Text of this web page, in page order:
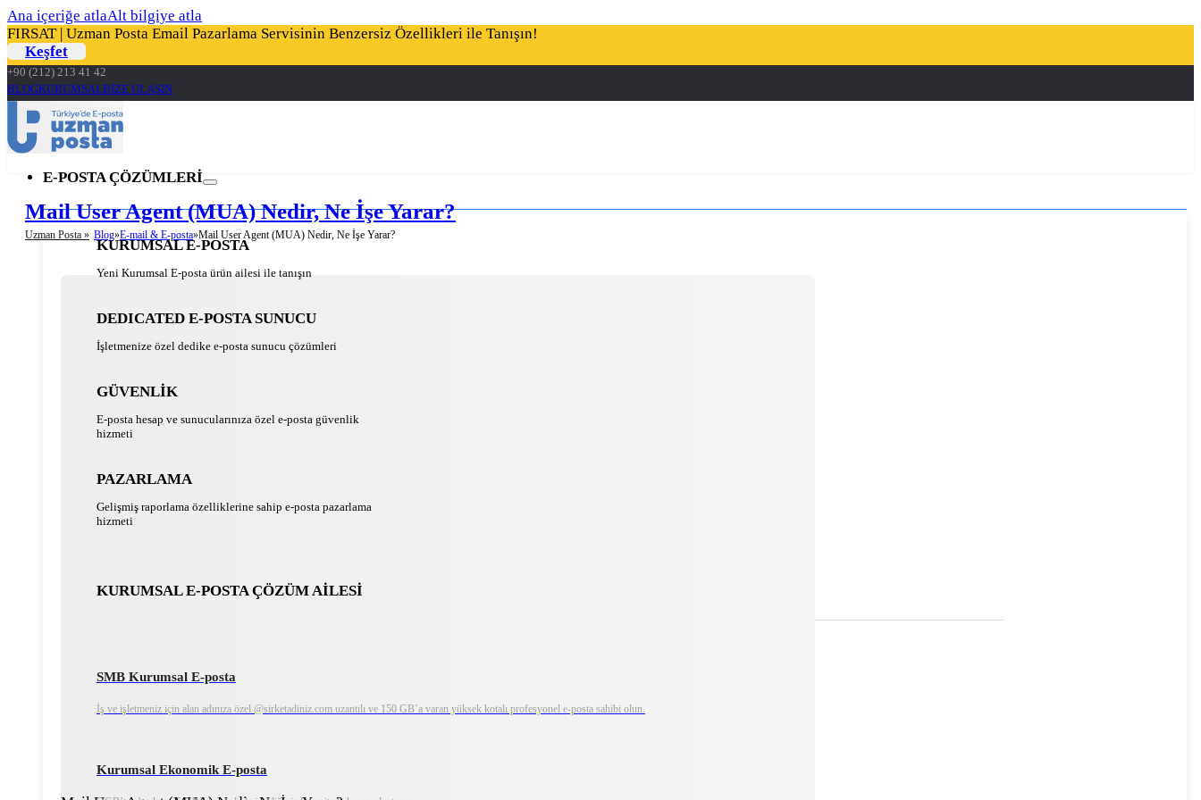
Ana içeriğe atlaAlt bilgiye atla
FIRSAT | Uzman Posta Email Pazarlama Servisinin Benzersiz Özellikleri ile Tanışın!
Keşfet
+90 (212) 213 41 42
BLOGKURUMSALBİZE ULAŞIN
E-POSTA ÇÖZÜMLERİ
KURUMSAL E-POSTA
Yeni Kurumsal E-posta ürün ailesi ile tanışın
DEDICATED E-POSTA SUNUCU
İşletmenize özel dedike e-posta sunucu çözümleri
GÜVENLİK
E-posta hesap ve sunucularınıza özel e-posta güvenlik
hizmeti
PAZARLAMA
Gelişmiş raporlama özelliklerine sahip e-posta pazarlama
hizmeti
KURUMSAL E-POSTA ÇÖZÜM AİLESİ
SMB Kurumsal E-posta
İş ve işletmeniz için alan adınıza özel @sirketadiniz.com uzantılı ve 150 GB’a varan yüksek kotalı profesyonel e-posta sahibi olun.
Kurumsal Ekonomik E-posta
Mail User Agent (MUA) Nedir, Ne İşe Yarar?
Uzman Posta » Blog E-mail & E-posta Mail User Agent (MUA) Nedir, Ne İşe Yarar?